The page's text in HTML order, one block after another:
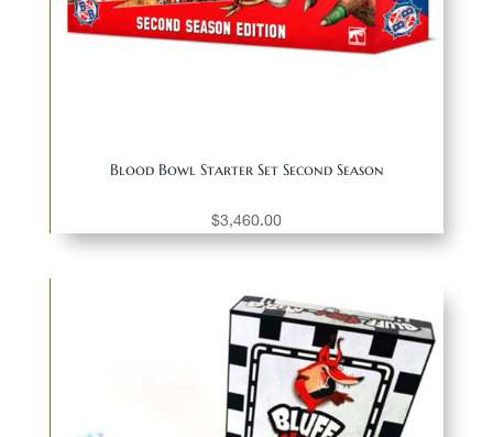
Blood Bowl Starter Set Second Season
$3,460.00